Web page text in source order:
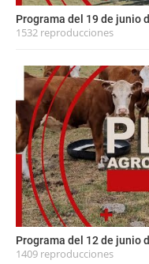
Programa del 19 de junio
1532 reproducciones
Programa del 12 de junio
1409 reproducciones